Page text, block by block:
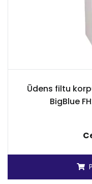
Ūdens filtu
BigBlue